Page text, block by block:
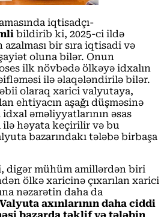
iqtisadçı-
bildirib ki, 2025-ci ildə
bir sıra iqtisadi və
oluna bilər. Onun
ilk növbədə ölkəyə idxalın
ilə əlaqələndirilə bilər.
olaraq xarici valyutaya,
ehtiyacın aşağı düşməsinə
əməliyyatlarının əsas
həyata keçirilir və bu
bazarındakı tələbə birbaşa
digər mühüm amillərdən biri
ölkə xaricinə çıxarılan xarici
nəzarətin daha da
axınlarının daha ciddi